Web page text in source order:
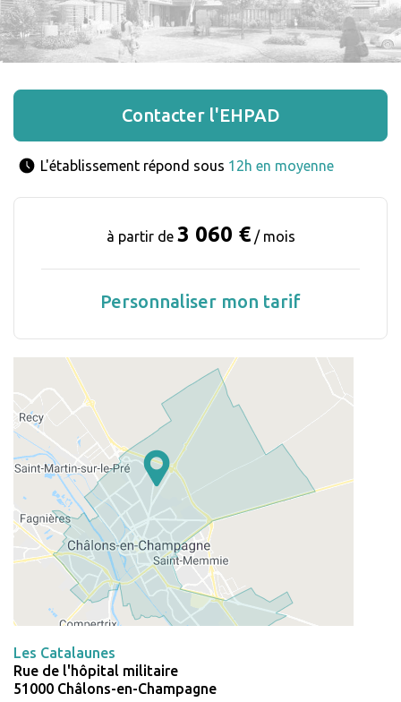
Contacter l'EHPAD
L'établissement répond sous 12h en moyenne
à partir de 3 060 €/ mois
Personnaliser mon tarif
Les Catalaunes
Rue de l'hôpital militaire
51000 Châlons-en-Champagne